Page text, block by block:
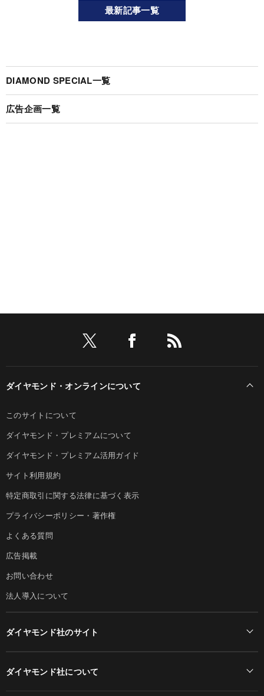
最新記事一覧
DIAMOND SPECIAL一覧
広告企画一覧
ダイヤモンド・オンラインについて
このサイトについて
ダイヤモンド・プレミアムについて
ダイヤモンド・プレミアム活用ガイド
サイト利用規約
特定商取引に関する法律に基づく表示
プライバシーポリシー・著作権
よくある質問
広告掲載
お問い合わせ
法人導入について
ダイヤモンド社のサイト
ダイヤモンド社について